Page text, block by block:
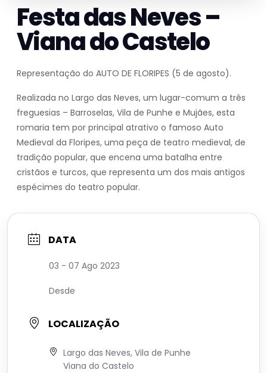
Festa das Neves –
Viana do Castelo
Representação do AUTO DE FLORIPES (5 de agosto).
Realizada no Largo das Neves, um lugar-comum a três
freguesias – Barroselas, Vila de Punhe e Mujães, esta
romaria tem por principal atrativo o famoso Auto
Medieval da Floripes, uma peça de teatro medieval, de
tradição popular, que encena uma batalha entre
cristãos e turcos, que representa um dos mais antigos
espécimes do teatro popular.
DATA
03 - 07 Ago 2023
Desde
LOCALIZAÇÃO
Largo das Neves, Vila de Punhe
Viana do Castelo